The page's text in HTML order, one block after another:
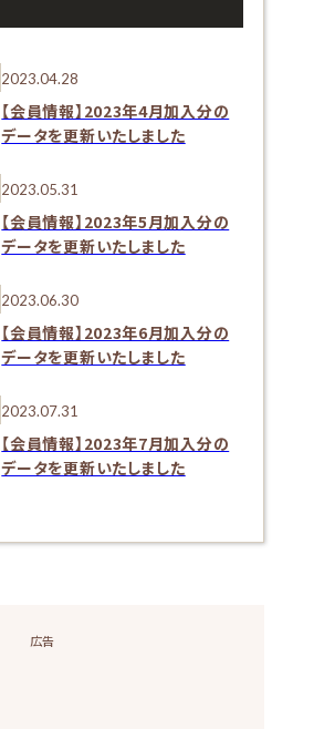
2023.04.28
【会員情報】2023年4月加入分の
データを更新いたしました
2023.05.31
【会員情報】2023年5月加入分の
データを更新いたしました
2023.06.30
【会員情報】2023年6月加入分の
データを更新いたしました
2023.07.31
【会員情報】2023年7月加入分の
データを更新いたしました
広告